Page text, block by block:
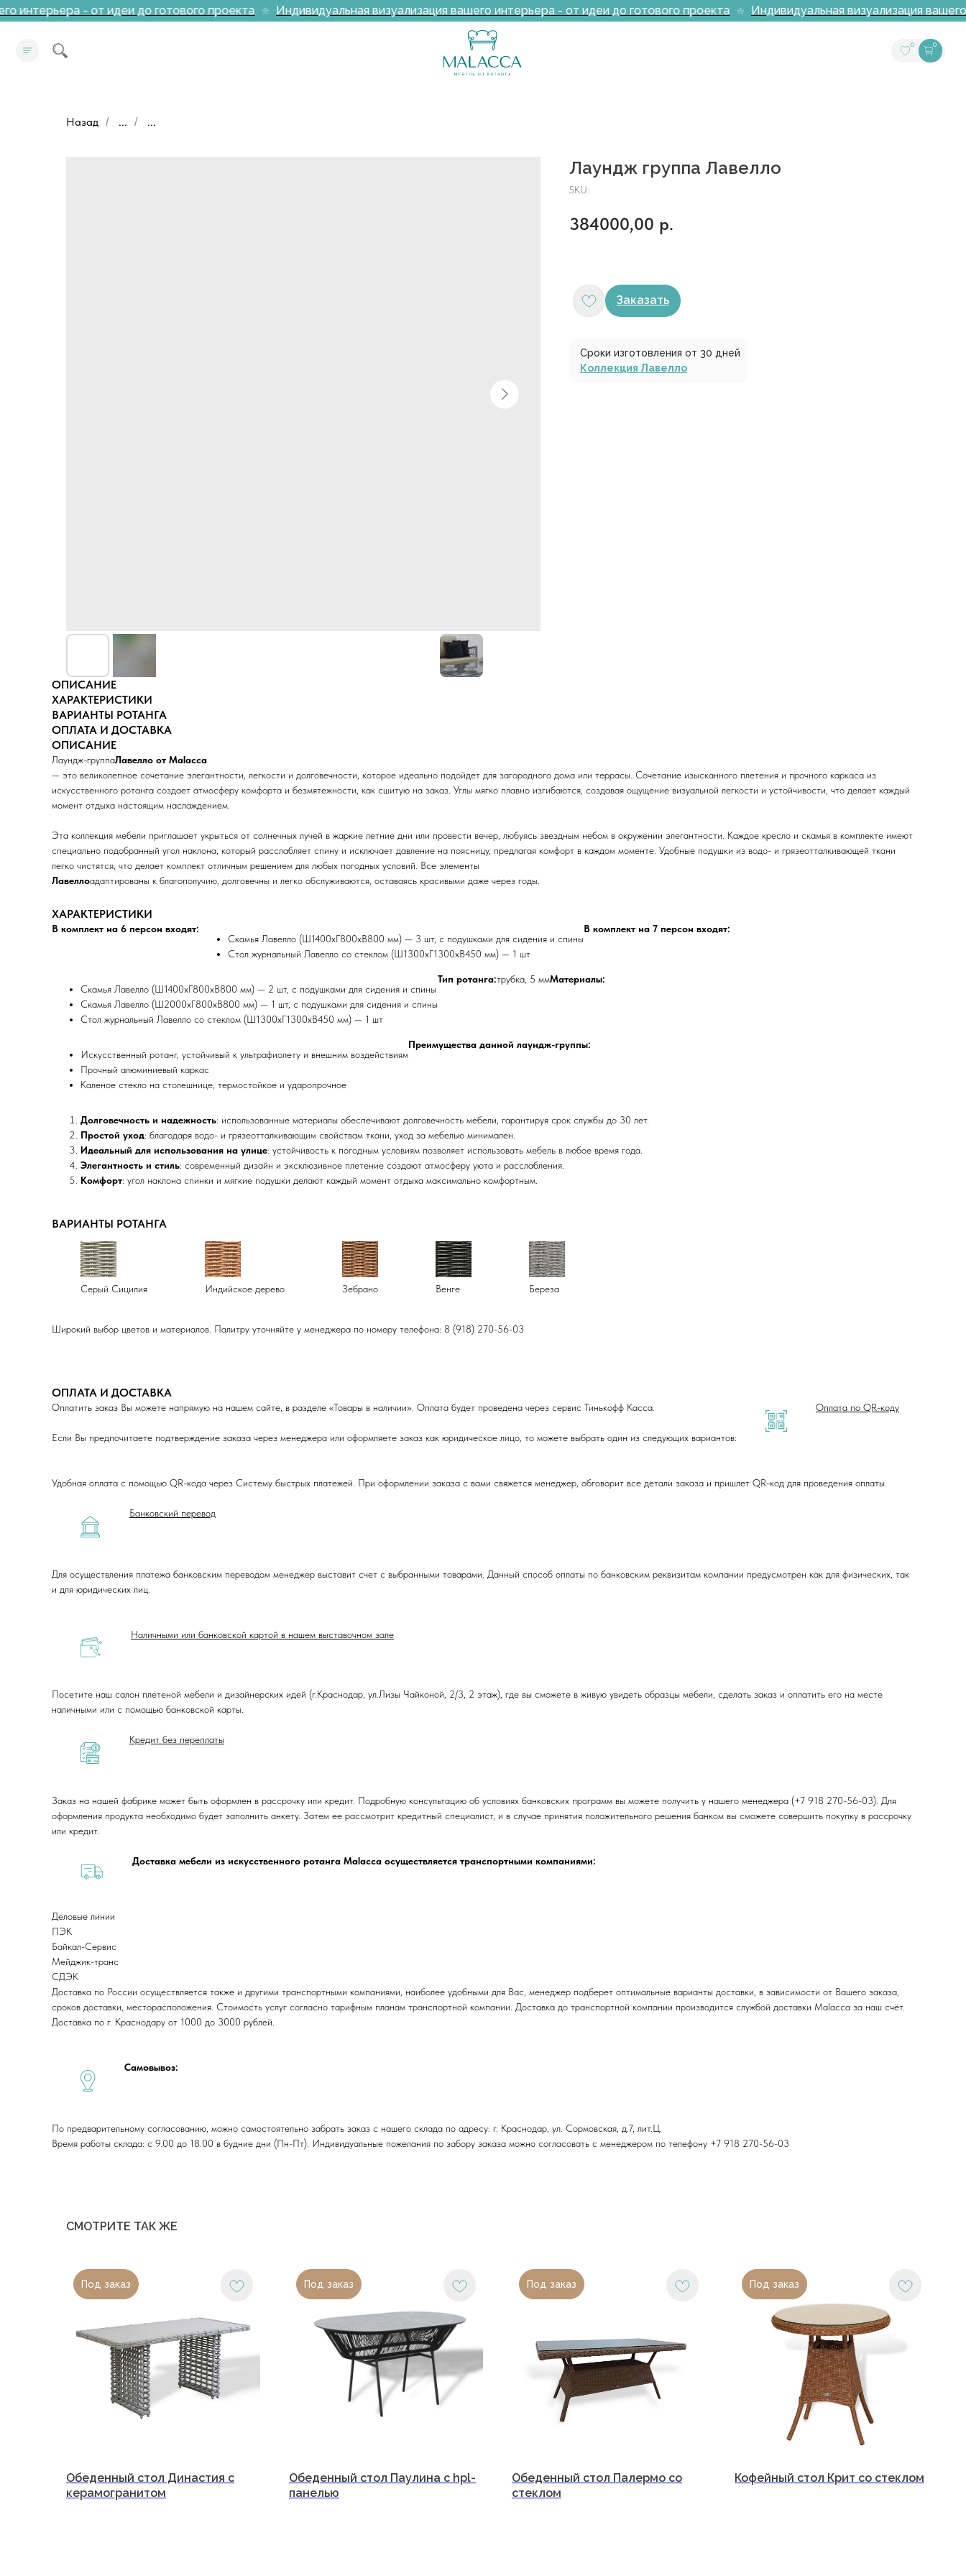
интерьера - от идеи до готового проекта Индивидуальная визуализация вашего интерьера - от идеи до готового проекта Индивидуальная визуализация вашего
Назад / ... / ...
Лаундж группа Лавелло
SKU:
384000,00 р.
Заказать
Сроки изготовления от 30 дней
Коллекция Лавелло
ОПИСАНИЕ
ХАРАКТЕРИСТИКИ
ВАРИАНТЫ РОТАНГА
ОПЛАТА И ДОСТАВКА
ОПИСАНИЕ
Лаундж-группаЛавелло от Malacca
— это великолепное сочетание элегантности, легкости и долговечности, которое идеально подойдет для загородного дома или террасы. Сочетание изысканного плетения и прочного каркаса из
искусственного ротанга создает атмосферу комфорта и безмятежности, как сшитую на заказ. Углы мягко плавно изгибаются, создавая ощущение визуальной легкости и устойчивости, что делает каждый
момент отдыха настоящим наслаждением.
Эта коллекция мебели приглашает укрыться от солнечных лучей в жаркие летние дни или провести вечер, любуясь звездным небом в окружении элегантности. Каждое кресло и скамья в комплекте имеют
специально подобранный угол наклона, который расслабляет спину и исключает давление на поясницу, предлагая комфорт в каждом моменте. Удобные подушки из водо- и грязеотталкивающей ткани
легко чистятся, что делает комплект отличным решением для любых погодных условий. Все элементы
Лавеллоадаптированы к благополучию, долговечны и легко обслуживаются, оставаясь красивыми даже через годы.
ХАРАКТЕРИСТИКИ
В комплект на 6 персон входят:
Скамья Лавелло (Ш1400хГ800хВ800 мм) — 3 шт, с подушками для сидения и спины
Стол журнальный Лавелло со стеклом (Ш1300хГ1300хВ450 мм) — 1 шт
В комплект на 7 персон входят:
Скамья Лавелло (Ш1400хГ800хВ800 мм) — 2 шт, с подушками для сидения и спины
Скамья Лавелло (Ш2000хГ800хВ800 мм) — 1 шт, с подушками для сидения и спины
Стол журнальный Лавелло со стеклом (Ш1300хГ1300хВ450 мм) — 1 шт
Тип ротанга:трубка, 5 ммМатериалы:
Искусственный ротанг, устойчивый к ультрафиолету и внешним воздействиям
Прочный алюминиевый каркас
Каленое стекло на столешнице, термостойкое и ударопрочное
Преимущества данной лаундж-группы:
Долговечность и надежность: использованные материалы обеспечивают долговечность мебели, гарантируя срок службы до 30 лет.
Простой уход: благодаря водо- и грязеотталкивающим свойствам ткани, уход за мебелью минимален.
Идеальный для использования на улице: устойчивость к погодным условиям позволяет использовать мебель в любое время года.
Элегантность и стиль: современный дизайн и эксклюзивное плетение создают атмосферу уюта и расслабления.
Комфорт: угол наклона спинки и мягкие подушки делают каждый момент отдыха максимально комфортным.
ВАРИАНТЫ РОТАНГА
Серый Сицилия Индийское дерево Зебрано Венге Береза
Широкий выбор цветов и материалов. Палитру уточняйте у менеджера по номеру телефона: 8 (918) 270-56-03
ОПЛАТА И ДОСТАВКА
Оплатить заказ Вы можете напрямую на нашем сайте, в разделе «Товары в наличии». Оплата будет проведена через сервис Тинькофф Касса.
Если Вы предпочитаете подтверждение заказа через менеджера или оформляете заказ как юридическое лицо, то можете выбрать один из следующих вариантов:
Оплата по QR-коду
Удобная оплата с помощью QR-кода через Систему быстрых платежей. При оформлении заказа с вами свяжется менеджер, обговорит все детали заказа и пришлет QR-код для проведения оплаты.
Банковский перевод
Для осуществления платежа банковским переводом менеджер выставит счет с выбранными товарами. Данный способ оплаты по банковским реквизитам компании предусмотрен как для физических, так
и для юридических лиц.
Наличными или банковской картой в нашем выставочном зале
Посетите наш салон плетеной мебели и дизайнерских идей (г.Краснодар, ул.Лизы Чайконой, 2/3, 2 этаж), где вы сможете в живую увидеть образцы мебели, сделать заказ и оплатить его на месте
наличными или с помощью банковской карты.
Кредит без переплаты
Заказ на нашей фабрике может быть оформлен в рассрочку или кредит. Подробную консультацию об условиях банковских программ вы можете получить у нашего менеджера (+7 918 270-56-03). Для
оформления продукта необходимо будет заполнить анкету. Затем ее рассмотрит кредитный специалист, и в случае принятия положительного решения банком вы сможете совершить покупку в рассрочку
или кредит.
Доставка мебели из искусственного ротанга Malacca осуществляется транспортными компаниями:
Деловые линии
ПЭК
Байкал-Сервис
Мейджик-транс
СДЭК
Доставка по России осуществляется также и другими транспортными компаниями, наиболее удобными для Вас, менеджер подберет оптимальные варианты доставки, в зависимости от Вашего заказа,
сроков доставки, месторасположения. Стоимость услуг согласно тарифным планам транспортной компании. Доставка до транспортной компании производится службой доставки Malacca за наш счёт.
Доставка по г. Краснодару от 1000 до 3000 рублей.
Самовывоз:
По предварительному согласованию, можно самостоятельно забрать заказ с нашего склада по адресу: г. Краснодар, ул. Сормовская, д.7, лит.Ц.
Время работы склада: с 9.00 до 18.00 в будние дни (Пн-Пт). Индивидуальные пожелания по забору заказа можно согласовать с менеджером по телефону +7 918 270-56-03
СМОТРИТЕ ТАК ЖЕ
Под заказ
Обеденный стол Династия с
керамогранитом
Под заказ
Обеденный стол Паулина с hpl-
панелью
Под заказ
Обеденный стол Палермо со
стеклом
Под заказ
Кофейный стол Крит со стеклом
ООО «Малакка Гостеприимство» office@malacca.ru
350059, г.Краснодар, ул.Уральская, д.22
Чайкиной 2/3, 2 этаж
пр-т. Мира 211,
Для бизнеса